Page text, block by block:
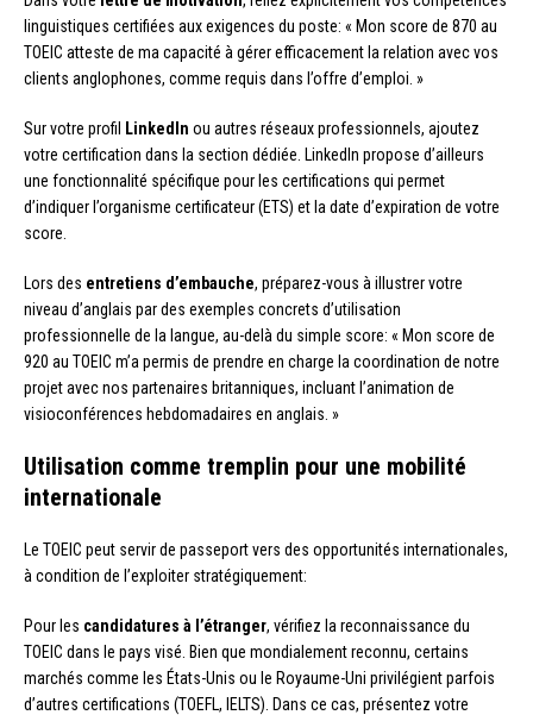
linguistiques certifiées aux exigences du poste: « Mon score de 870 au
TOEIC atteste de ma capacité à gérer efficacement la relation avec vos
clients anglophones, comme requis dans l’offre d’emploi. »
Sur votre profil LinkedIn ou autres réseaux professionnels, ajoutez
votre certification dans la section dédiée. LinkedIn propose d’ailleurs
une fonctionnalité spécifique pour les certifications qui permet
d’indiquer l’organisme certificateur (ETS) et la date d’expiration de votre
score.
Lors des entretiens d’embauche, préparez-vous à illustrer votre
niveau d’anglais par des exemples concrets d’utilisation
professionnelle de la langue, au-delà du simple score: « Mon score de
920 au TOEIC m’a permis de prendre en charge la coordination de notre
projet avec nos partenaires britanniques, incluant l’animation de
visioconférences hebdomadaires en anglais. »
Utilisation comme tremplin pour une mobilité
internationale
Le TOEIC peut servir de passeport vers des opportunités internationales,
à condition de l’exploiter stratégiquement:
Pour les candidatures à l’étranger, vérifiez la reconnaissance du
TOEIC dans le pays visé. Bien que mondialement reconnu, certains
marchés comme les États-Unis ou le Royaume-Uni privilégient parfois
d’autres certifications (TOEFL, IELTS). Dans ce cas, présentez votre